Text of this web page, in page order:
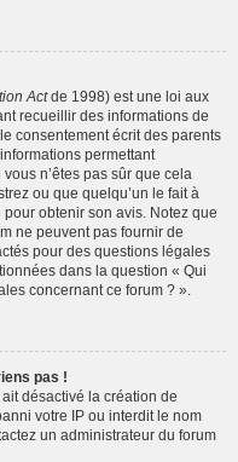
Actde 1998) est une loi aux
recueillir des informations de
consentement écrit des parents
permettant
n’êtes pas sûr que cela
ou que quelqu’un le fait à
obtenir son avis. Notez que
ne peuvent pas fournir de
pour des questions légales
dans la question « Qui
concernant ce forum ? ».
pas !
désactivé la création de
votre IP ou interdit le nom
un administrateur du forum